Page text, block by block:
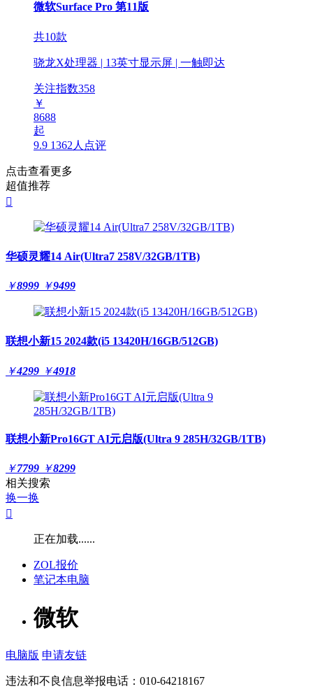
微软Surface Pro 第11版
共10款
骁龙X处理器 | 13英寸显示屏 | 一触即达
关注指数358
￥
8688
起
9.9 1362人点评
点击查看更多
超值推荐

华硕灵耀14 Air(Ultra7 258V/32GB/1TB)
￥8999 ￥9499
联想小新15 2024款(i5 13420H/16GB/512GB)
￥4299 ￥4918
联想小新Pro16GT AI元启版(Ultra 9 285H/32GB/1TB)
￥7799 ￥8299
相关搜索
换一换

正在加载......
ZOL报价
笔记本电脑
微软
电脑版 申请友链
违法和不良信息举报电话：010-64218167